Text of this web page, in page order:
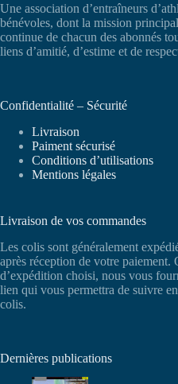
Une association d’entraîneurs
bénévoles, dont la mission
continue de chacun des abonnés
liens d’amitié, d’estime et de
Confidentialité – Sécurité
Livraison
Paiment sécurisé
Conditions d’utilisations
Mentions légales
Livraison de vos commandes
Les colis sont généralement
après réception de votre paiement.
d’expédition choisi, nous vous
lien qui vous permettra de suivre
colis.
Dernières publications